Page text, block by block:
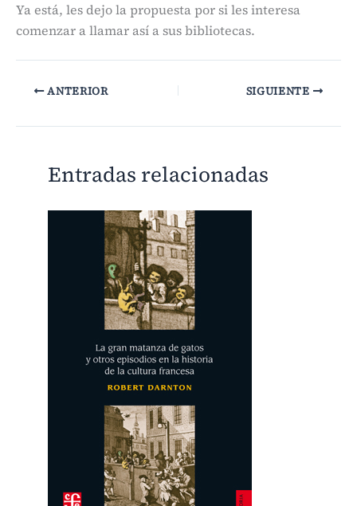
Ya está, les dejo la propuesta por si les interesa
comenzar a llamar así a sus bibliotecas.
ANTERIOR SIGUIENTE
Entradas relacionadas